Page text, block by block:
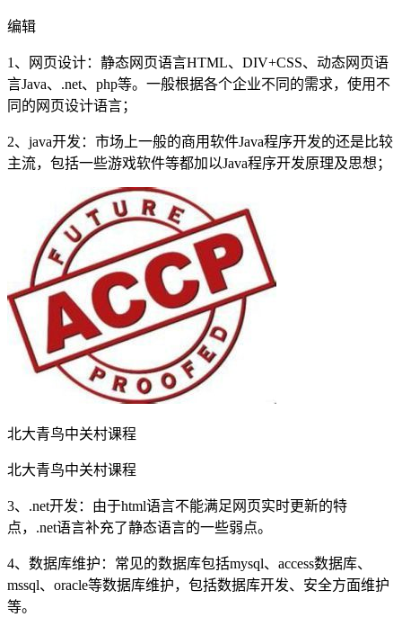
编辑
1、网页设计：静态网页语言HTML、DIV+CSS、动态网页语
言Java、.net、php等。一般根据各个企业不同的需求，使用不
同的网页设计语言；
2、java开发：市场上一般的商用软件Java程序开发的还是比较
主流，包括一些游戏软件等都加以Java程序开发原理及思想；
北大青鸟中关村课程
北大青鸟中关村课程
3、.net开发：由于html语言不能满足网页实时更新的特
点，.net语言补充了静态语言的一些弱点。
4、数据库维护：常见的数据库包括mysql、access数据库、
mssql、oracle等数据库维护，包括数据库开发、安全方面维护
等。